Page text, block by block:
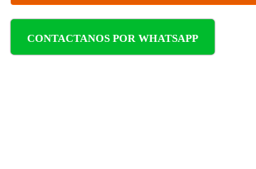
CONTACTANOS POR WHATSAPP